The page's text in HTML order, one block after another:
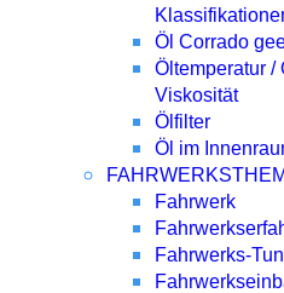
Öl Corrado
Öltemperatur /
Viskosität
Ölfilter
Öl im
Fahrwerk
Fahrwerks-